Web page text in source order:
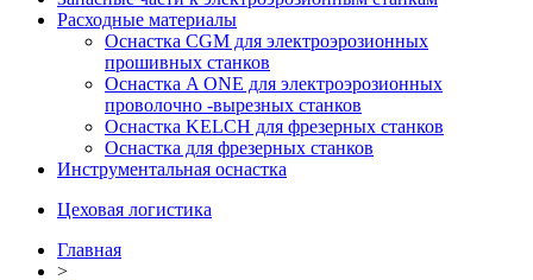
Расходные материалы
Оснастка CGM для электроэрозионных
прошивных станков
Оснастка A ONE для электроэрозионных
проволочно -вырезных станков
Оснастка KELCH для фрезерных станков
Оснастка для фрезерных станков
Инструментальная оснастка
Цеховая логистика
Главная
>